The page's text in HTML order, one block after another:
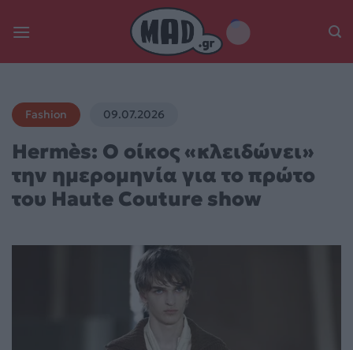
Fashion 09.07.2026
Hermès: Ο οίκος «κλειδώνει»
την ημερομηνία για το πρώτο
του Haute Couture show